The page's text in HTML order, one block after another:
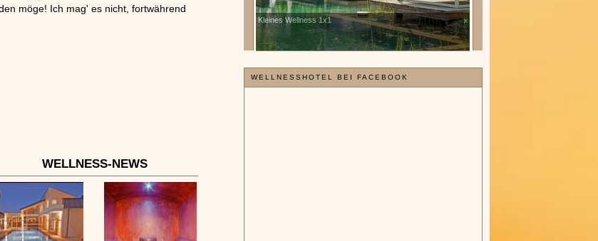
möge! Ich mag' es nicht, fortwährend
WELLNESS-NEWS
x
Kleines Wellness 1x1
»»»
WELLNESSHOTEL BEI FACEBOOK